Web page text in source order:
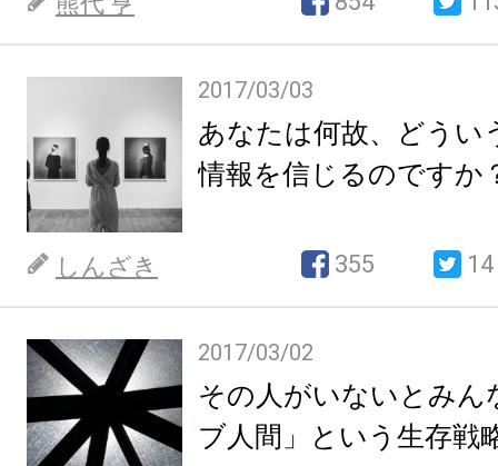
2017/03/03
あなたは何故、どうい
情報を信じるのですか
しんざき 355 14
2017/03/02
その人がいないとみん
ブ人間」という生存戦